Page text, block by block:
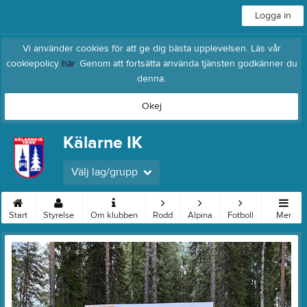
Logga in
Vi använder cookies för att ge dig bästa upplevelsen. Läs vår
cookiepolicy här. Genom att fortsätta använda tjänsten godkänner du
denna.
Okej
Kälarne IK
Välj lag/grupp
Start Styrelse Om klubben Rodd Alpina Fotboll Mer